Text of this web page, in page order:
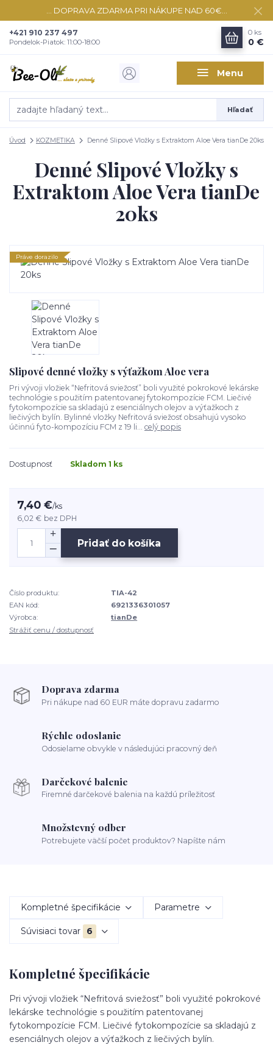
... DOPRAVA ZDARMA PRI NÁKUPE NAD 60€...
Menu
Hľadať
+421 910 237 497
Pondelok-Piatok: 11:00-18:00
0 ks
0 €
Úvod KOZMETIKA Denné Slipové Vložky s Extraktom Aloe Vera tianDe 20ks
Denné Slipové Vložky s
Extraktom Aloe Vera tianDe
20ks
Práve dorazilo
Slipové denné vložky s výťažkom Aloe vera
Pri vývoji vložiek “Nefritová sviežosť” boli využité pokrokové lekárske
technológie s použitím patentovanej fytokompozície FCM. Liečivé
fytokompozície sa skladajú z esenciálnych olejov a výťažkoch z
liečivých bylín. Bylinné vložky Nefritová sviežosť obsahujú vysoko
účinnú fyto-kompozíciu FCM z 19 li... celý popis
Dostupnosť Skladom 1 ks
7,40 €/ks
6,02 € bez DPH
Pridať do košíka
Číslo produktu:
TIA-42
EAN kód:
6921336301057
Výrobca:
tianDe
Strážiť cenu / dostupnosť
Doprava zdarma
Pri nákupe nad 60 EUR máte dopravu zadarmo
Rýchle odoslanie
Odosielame obvykle v následujúci pracovný deň
Darčekové balenie
Firemné darčekové balenia na každú príležitosť
Množstevný odber
Potrebujete väčší počet produktov? Napíšte nám
Kompletné špecifikácie Parametre
Súvisiaci tovar 6
Kompletné špecifikácie
Pri vývoji vložiek “Nefritová sviežosť” boli využité pokrokové
lekárske technológie s použitím patentovanej
fytokompozície FCM. Liečivé fytokompozície sa skladajú z
esenciálnych olejov a výťažkoch z liečivých bylín.